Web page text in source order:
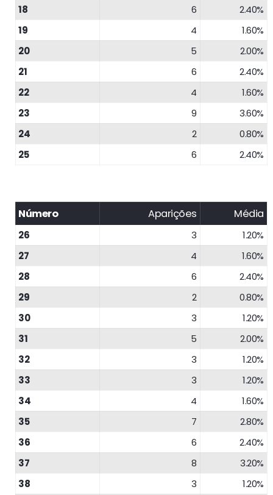
18
6
2.40%
19
4
1.60%
20
5
2.00%
21
6
2.40%
22
4
1.60%
23
9
3.60%
24
2
0.80%
25
6 2.40%
Número Aparições Média
26 3
1.20%
27
4
1.60%
28
6
2.40%
29
2
0.80%
30
3
1.20%
31
5
2.00%
32
3
1.20%
33
3
1.20%
34
4
1.60%
35
7
2.80%
36
6
2.40%
37
8
3.20%
38
3
1.20%